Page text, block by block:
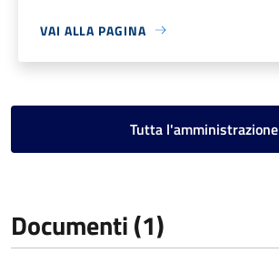
VAI ALLA PAGINA
Tutta l'amministrazione
Documenti (1)